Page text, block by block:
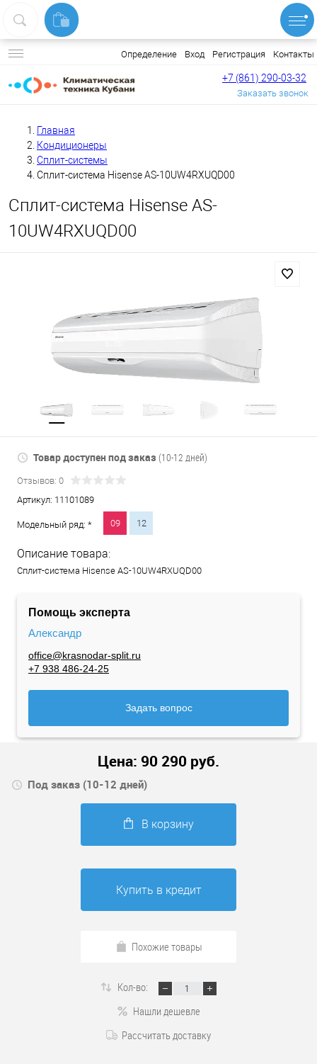
Определение Вход Регистрация Контакты
+7 (861) 290-03-32
Заказать звонок
Главная
Кондиционеры
Сплит-системы
Сплит-система Hisense AS-10UW4RXUQD00
Сплит-система Hisense AS-
10UW4RXUQD00
Товар доступен под заказ (10-12 дней)
Отзывов: 0
Артикул: 11101089
Модельный ряд: * 09 12
Описание товара:
Сплит-система Hisense AS-10UW4RXUQD00
Помощь эксперта
Александр
office@krasnodar-split.ru
+7 938 486-24-25
Задать вопрос
Цена: 90 290 руб.
Под заказ (10-12 дней)
В корзину
Купить в кредит
Похожие товары
Кол-во:
Нашли дешевле
Рассчитать доставку